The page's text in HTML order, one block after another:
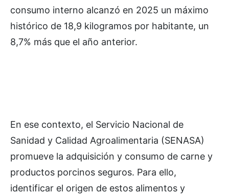
consumo interno alcanzó en 2025 un máximo
histórico de 18,9 kilogramos por habitante, un
8,7% más que el año anterior.
En ese contexto, el Servicio Nacional de
Sanidad y Calidad Agroalimentaria (SENASA)
promueve la adquisición y consumo de carne y
productos porcinos seguros. Para ello,
identificar el origen de estos alimentos y